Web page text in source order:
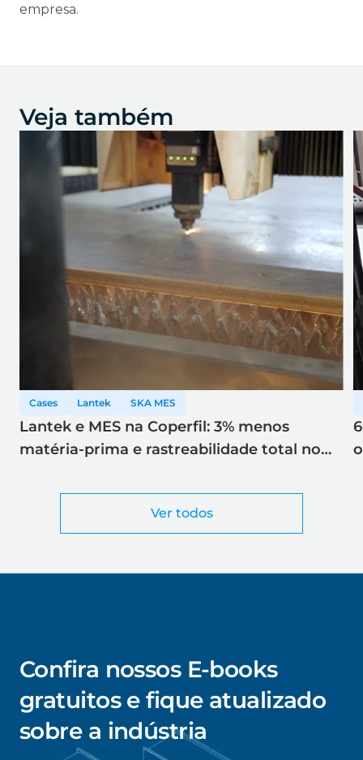
empresa.
Veja também
Ver todos
Cases Lantek SKA MES
Lantek e MES na Coperfil: 3% menos
matéria-prima e rastreabilidade total no
Confira nossos E-books
gratuitos e fique atualizado
sobre a indústria